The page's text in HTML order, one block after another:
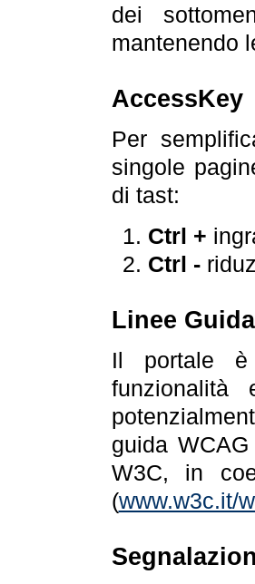
dei
mantenendo
AccessKey
Per
singole
di tast:
Ctrl +
Ctrl -
Linee Guida
Il portale è
guida
W3C, in
(www.w3c.it/